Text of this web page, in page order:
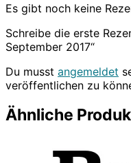
Es gibt noch keine
Schreibe die erste
September 2017“
Du musst angemeldet
veröffentlichen zu
Ähnliche